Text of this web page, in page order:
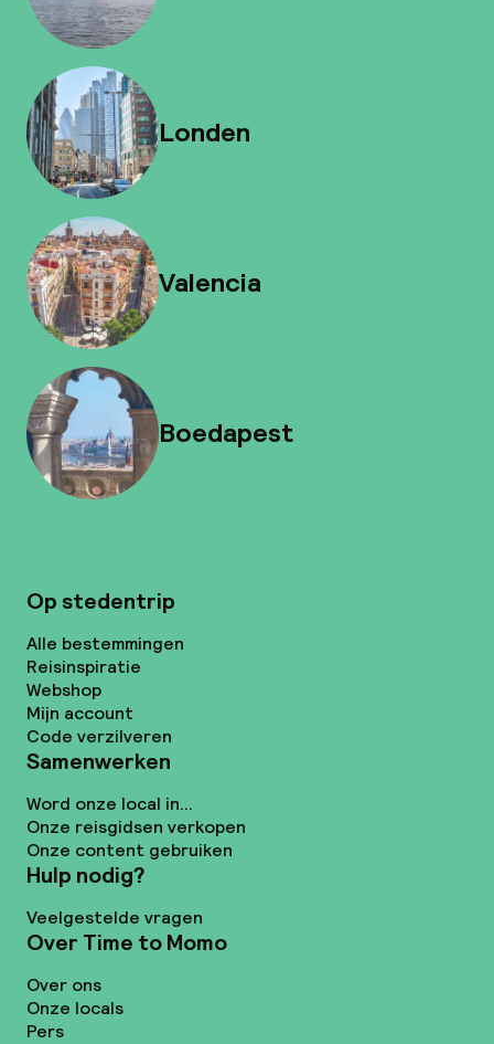
Londen
Valencia
Boedapest
Op stedentrip
Alle bestemmingen
Reisinspiratie
Webshop
Mijn account
Code verzilveren
Samenwerken
Word onze local in...
Onze reisgidsen verkopen
Onze content gebruiken
Hulp nodig?
Veelgestelde vragen
Over Time to Momo
Over ons
Onze locals
Pers